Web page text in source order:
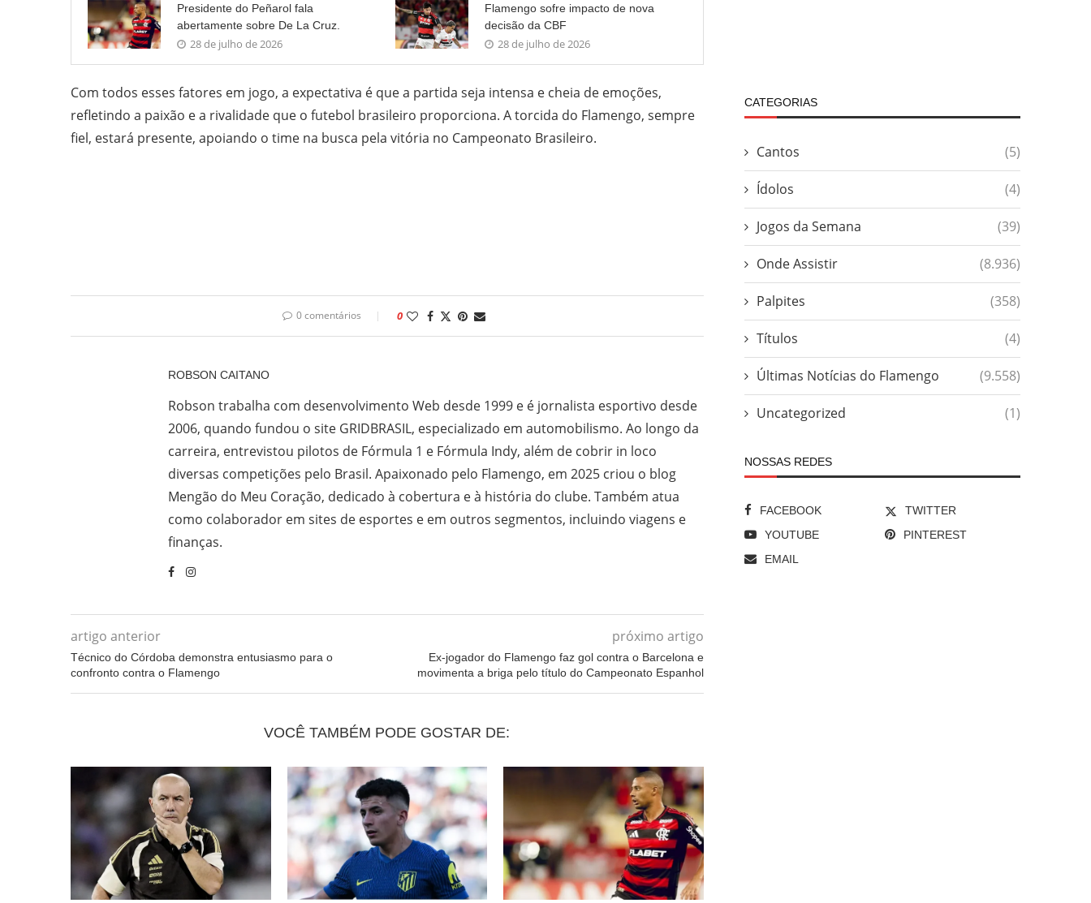
Presidente do Peñarol fala
abertamente sobre De La Cruz.
28 de julho de 2026
Flamengo sofre impacto de nova
decisão da CBF
28 de julho de 2026
Com todos esses fatores em jogo, a expectativa é que a partida seja intensa e cheia de emoções,
refletindo a paixão e a rivalidade que o futebol brasileiro proporciona. A torcida do Flamengo, sempre
fiel, estará presente, apoiando o time na busca pela vitória no Campeonato Brasileiro.
0 comentários 0
ROBSON CAITANO
Robson trabalha com desenvolvimento Web desde 1999 e é jornalista esportivo desde
2006, quando fundou o site GRIDBRASIL, especializado em automobilismo. Ao longo da
carreira, entrevistou pilotos de Fórmula 1 e Fórmula Indy, além de cobrir in loco
diversas competições pelo Brasil. Apaixonado pelo Flamengo, em 2025 criou o blog
Mengão do Meu Coração, dedicado à cobertura e à história do clube. Também atua
como colaborador em sites de esportes e em outros segmentos, incluindo viagens e
finanças.
artigo anterior
Técnico do Córdoba demonstra entusiasmo para o
confronto contra o Flamengo
próximo artigo
Ex-jogador do Flamengo faz gol contra o Barcelona e
movimenta a briga pelo título do Campeonato Espanhol
VOCÊ TAMBÉM PODE GOSTAR DE:
CATEGORIAS
Cantos (5)
Ídolos (4)
Jogos da Semana (39)
Onde Assistir (8.936)
Palpites (358)
Títulos (4)
Últimas Notícias do Flamengo (9.558)
Uncategorized (1)
NOSSAS REDES
FACEBOOK
TWITTER
YOUTUBE
PINTEREST
EMAIL